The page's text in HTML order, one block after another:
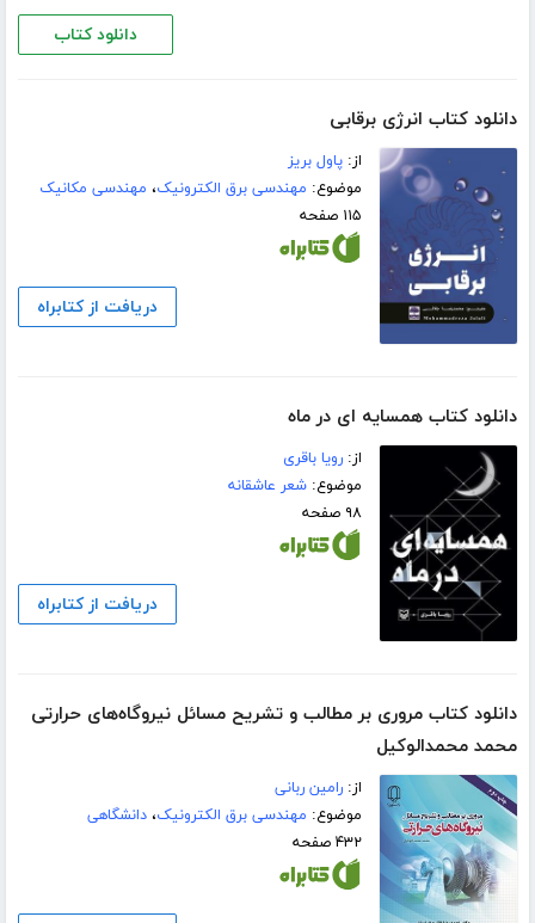
دانلود کتاب
دانلود کتاب انرژی برقابی
از:پاول بریز
موضوع: مهندسی برق الکترونیک، مهندسی مکانیک
۱۱۵ صفحه
دریافت از کتابراه
دانلود کتاب همسایه ای در ماه
از:رویا باقری
موضوع:شعر عاشقانه
۹۸ صفحه
دریافت از کتابراه
دانلود کتاب مروری بر مطالب و تشریح مسائل نیروگاه‌های حرارتی
محمد محمدالوکیل
از:رامین ربانی
موضوع: مهندسی برق الکترونیک،دانشگاهی
۴۳۲ صفحه